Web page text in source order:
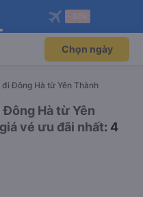
độc
Mở app
bay qua
Mở app
Chọn ngày
đi Đông Hà từ Yên Thành
Hà từ Yên
vé ưu đãi nhất: 4